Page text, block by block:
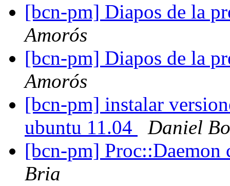
[bcn-pm] Diapos de la
Amorós
[bcn-pm] Diapos de la
Amorós
[bcn-pm] instalar
ubuntu 11.04
Daniel
[bcn-pm]
Bria